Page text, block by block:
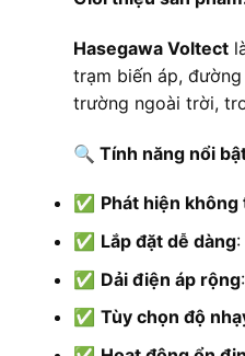
Hasegawa Voltect
trạm biến áp,
trường ngoài trời,
🔍 Tính năng nổi
✅ Phát hiện không
✅ Lắp đặt dễ dàng
✅ Dải điện áp rộng
✅ Tùy chọn độ